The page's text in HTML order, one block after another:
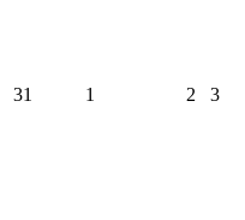
31 1 2 3